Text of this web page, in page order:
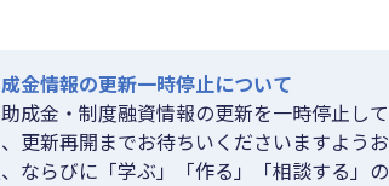
金情報の更新一時停止について
成金・制度融資情報の更新を一時停止し
更新再開までお待ちいくださいますようお
ならびに「学ぶ」「作る」「相談する」